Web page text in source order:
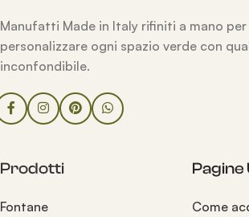
Manufatti Made in Italy rifiniti a mano per
personalizzare ogni spazio verde con
inconfondibile.
Prodotti
Fontane
Pagine
Come